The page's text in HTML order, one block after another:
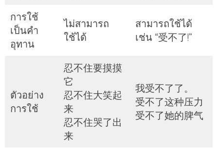
การใช้
เป็นคำ
อุทาน
ไม่สามารถ
ใช้ได้
สามารถใช้ได้
เช่น “受不了!”
ตัวอย่าง
การใช้
忍不住要摸摸
它
忍不住大笑起
来
忍不住哭了出
来
我受不了了。
受不了这种压力
受不了她的脾气